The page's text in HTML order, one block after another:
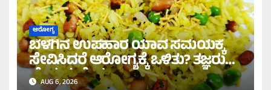
ಆರೋಗ್ಯ
ಬೆಳಗಿನ ಉಪಹಾರ ಯಾವ ಸಮಯಕ್ಕೆ
ಸೇವಿಸಿದರೆ ಆರೋಗ್ಯಕ್ಕೆ ಒಳಿತು? ತಜ್ಞರು
ಹೇಳುವುದೇನು?
AUG 6, 2026